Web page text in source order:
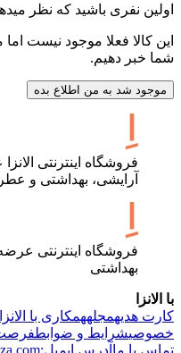
اولین نفری باشید که نظر
این کالا فعلا موجود نیست
شما خبر دهیم.
موجود شد به من اطلاع بده
فروشگاه اینترنتی
آرایشی، بهداشتی و
فروشگاه اینترنتی
بهداشتی
با الانزا
کارت هدیهمجلههمکاری با الانزا
خصوصیشرایط و ضوابط
تماس با ما آدرس ایمیل:cs@elanza.com